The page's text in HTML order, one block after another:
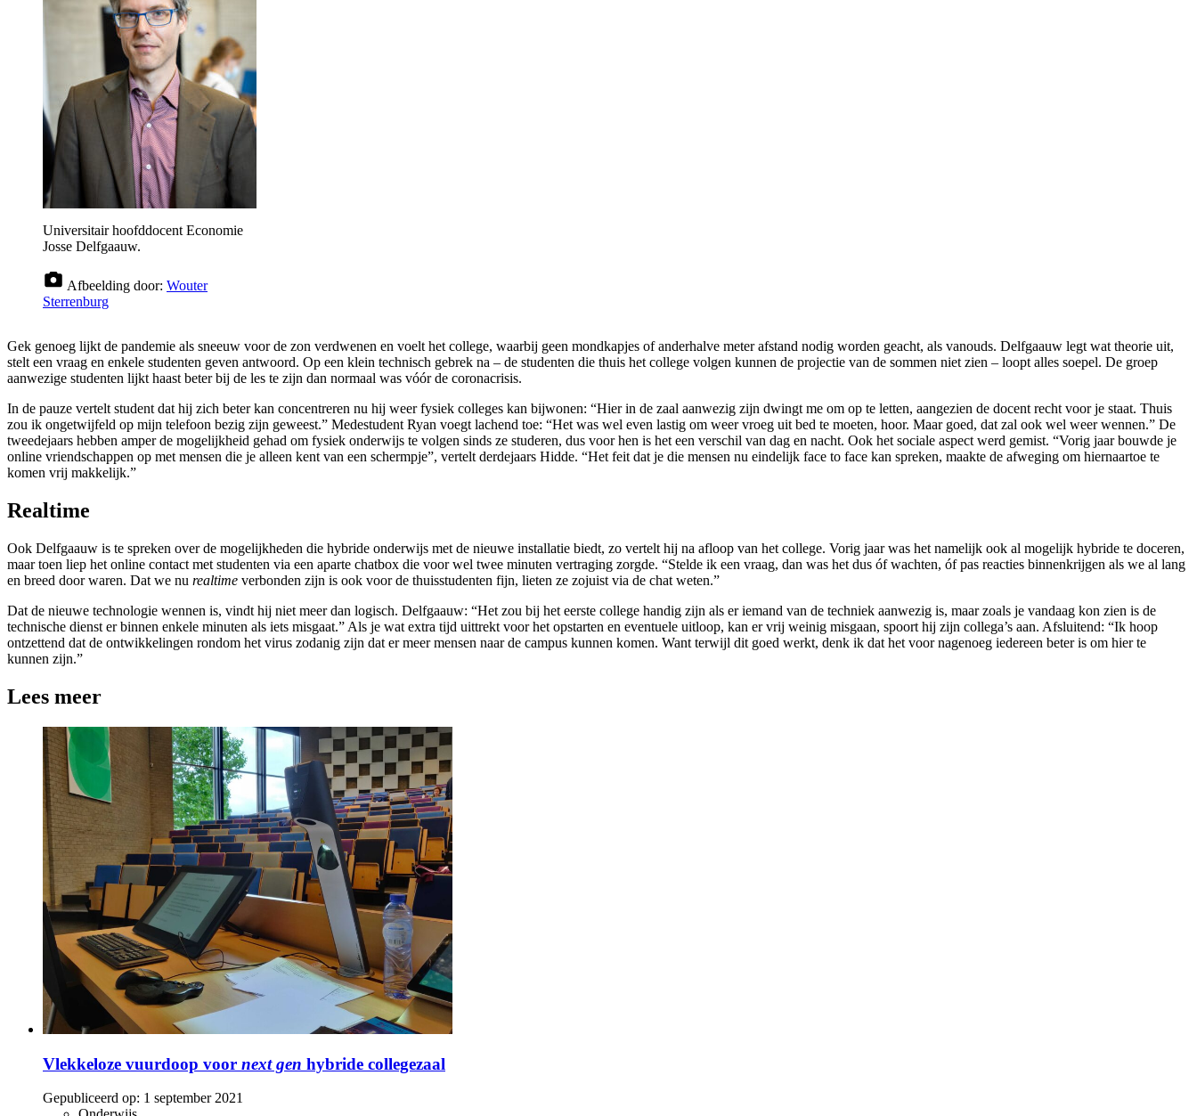
Universitair hoofddocent Economie
Josse Delfgaauw.
Afbeelding door: Wouter
Sterrenburg
Gek genoeg lijkt de pandemie als sneeuw voor de zon verdwenen en voelt het college, waarbij geen mondkapjes of anderhalve meter afstand nodig worden geacht, als vanouds. Delfgaauw legt wat theorie uit,
stelt een vraag en enkele studenten geven antwoord. Op een klein technisch gebrek na – de studenten die thuis het college volgen kunnen de projectie van de sommen niet zien – loopt alles soepel. De groep
aanwezige studenten lijkt haast beter bij de les te zijn dan normaal was vóór de coronacrisis.
In de pauze vertelt student dat hij zich beter kan concentreren nu hij weer fysiek colleges kan bijwonen: “Hier in de zaal aanwezig zijn dwingt me om op te letten, aangezien de docent recht voor je staat. Thuis
zou ik ongetwijfeld op mijn telefoon bezig zijn geweest.” Medestudent Ryan voegt lachend toe: “Het was wel even lastig om weer vroeg uit bed te moeten, hoor. Maar goed, dat zal ook wel weer wennen.” De
tweedejaars hebben amper de mogelijkheid gehad om fysiek onderwijs te volgen sinds ze studeren, dus voor hen is het een verschil van dag en nacht. Ook het sociale aspect werd gemist. “Vorig jaar bouwde je
online vriendschappen op met mensen die je alleen kent van een schermpje”, vertelt derdejaars Hidde. “Het feit dat je die mensen nu eindelijk face to face kan spreken, maakte de afweging om hiernaartoe te
komen vrij makkelijk.”
Realtime
Ook Delfgaauw is te spreken over de mogelijkheden die hybride onderwijs met de nieuwe installatie biedt, zo vertelt hij na afloop van het college. Vorig jaar was het namelijk ook al mogelijk hybride te doceren,
maar toen liep het online contact met studenten via een aparte chatbox die voor wel twee minuten vertraging zorgde. “Stelde ik een vraag, dan was het dus óf wachten, óf pas reacties binnenkrijgen als we al lang
en breed door waren. Dat we nu realtime verbonden zijn is ook voor de thuisstudenten fijn, lieten ze zojuist via de chat weten.”
Dat de nieuwe technologie wennen is, vindt hij niet meer dan logisch. Delfgaauw: “Het zou bij het eerste college handig zijn als er iemand van de techniek aanwezig is, maar zoals je vandaag kon zien is de
technische dienst er binnen enkele minuten als iets misgaat.” Als je wat extra tijd uittrekt voor het opstarten en eventuele uitloop, kan er vrij weinig misgaan, spoort hij zijn collega’s aan. Afsluitend: “Ik hoop
ontzettend dat de ontwikkelingen rondom het virus zodanig zijn dat er meer mensen naar de campus kunnen komen. Want terwijl dit goed werkt, denk ik dat het voor nagenoeg iedereen beter is om hier te
kunnen zijn.”
Lees meer
Vlekkeloze vuurdoop voor next gen hybride collegezaal
Gepubliceerd op: 1 september 2021